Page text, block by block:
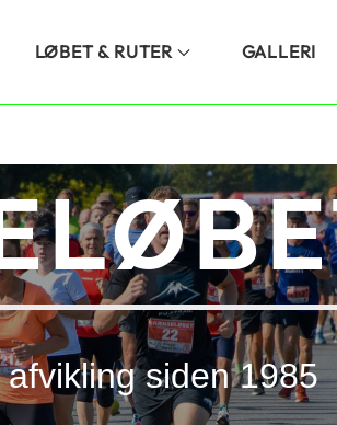
LØBET & RUTER GALLERI
siden 1985